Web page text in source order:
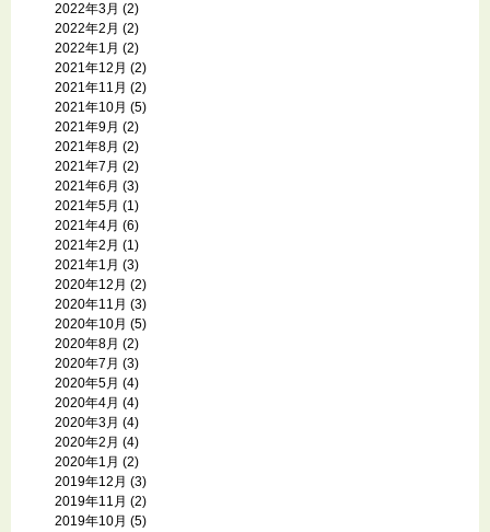
2022年3月 (2)
2022年2月 (2)
2022年1月 (2)
2021年12月 (2)
2021年11月 (2)
2021年10月 (5)
2021年9月 (2)
2021年8月 (2)
2021年7月 (2)
2021年6月 (3)
2021年5月 (1)
2021年4月 (6)
2021年2月 (1)
2021年1月 (3)
2020年12月 (2)
2020年11月 (3)
2020年10月 (5)
2020年8月 (2)
2020年7月 (3)
2020年5月 (4)
2020年4月 (4)
2020年3月 (4)
2020年2月 (4)
2020年1月 (2)
2019年12月 (3)
2019年11月 (2)
2019年10月 (5)